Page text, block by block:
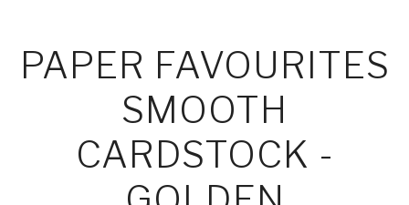
PAPER FAVOURITES
SMOOTH
CARDSTOCK -